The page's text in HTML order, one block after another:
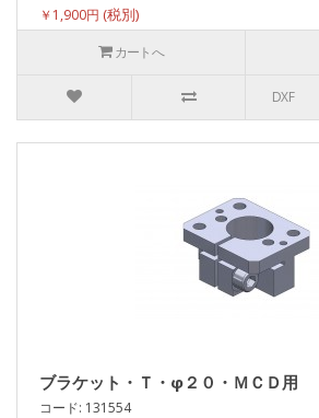
￥1,900円
カートへ
DXF
ブラケット・Ｔ・φ２０・ＭＣＤ用
コード: 131554